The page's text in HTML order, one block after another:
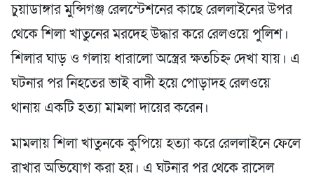
চুয়াডাঙ্গার মুন্সিগঞ্জ রেলস্টেশনের কাছে রেললাইনের উপর
থেকে শিলা খাতুনের মরদেহ উদ্ধার করে রেলওয়ে পুলিশ।
শিলার ঘাড় ও গলায় ধারালো অস্ত্রের ক্ষতচিহ্ন দেখা যায়। এ
ঘটনার পর নিহতের ভাই বাদী হয়ে পোড়াদহ রেলওয়ে
থানায় একটি হত্যা মামলা দায়ের করেন।
মামলায় শিলা খাতুনকে কুপিয়ে হত্যা করে রেললাইনে ফেলে
রাখার অভিযোগ করা হয়। এ ঘটনার পর থেকে রাসেল